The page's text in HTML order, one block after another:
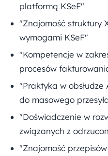
platformą KSeF"
"Znajomość struktury
wymogami KSeF"
"Kompetencje w
procesów
"Praktyka w obsłudze
do masowego
"Doświadczenie w
związanych z
"Znajomość